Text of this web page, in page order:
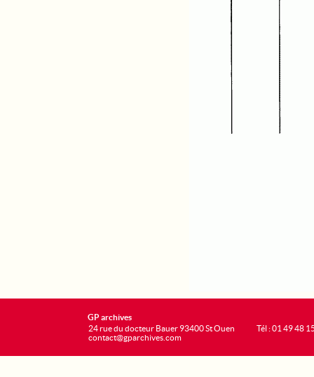
GP archives
24 rue du docteur Bauer 93400 St Ouen
contact@gparchives.com
Tél : 01 49 48